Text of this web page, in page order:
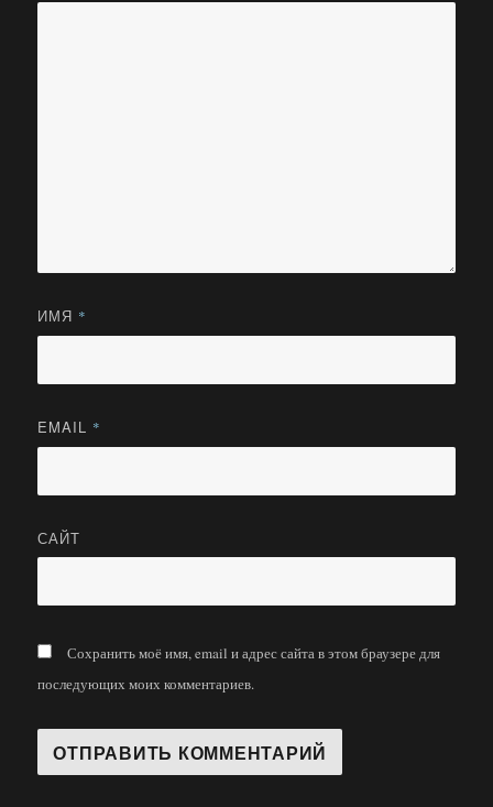
ИМЯ *
EMAIL *
САЙТ
Сохранить моё имя, email и адрес сайта в этом браузере для
последующих моих комментариев.